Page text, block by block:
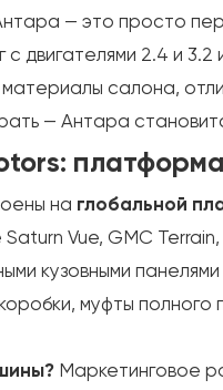
— это просто
двигателями 2.4 и 3.2
салона,
— Антара
на глобальной
Vue, GMC
кузовными
муфты
Маркетинговое